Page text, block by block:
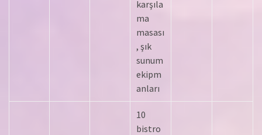
karşıla
ma
masası
, şık
sunum
ekipm
anları
10
bistro